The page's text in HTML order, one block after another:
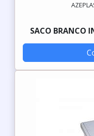
SACO BRANCO